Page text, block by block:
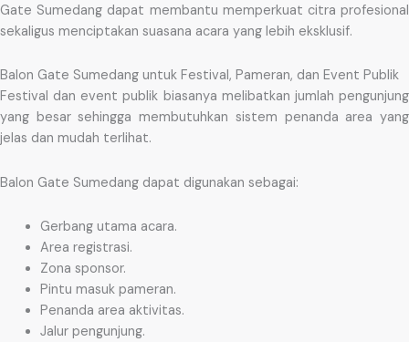
Gate Sumedang dapat membantu memperkuat citra profesional
sekaligus menciptakan suasana acara yang lebih eksklusif.
Balon Gate Sumedang untuk Festival, Pameran, dan Event Publik
Festival dan event publik biasanya melibatkan jumlah pengunjung
yang besar sehingga membutuhkan sistem penanda area yang
jelas dan mudah terlihat.
Balon Gate Sumedang dapat digunakan sebagai:
Gerbang utama acara.
Area registrasi.
Zona sponsor.
Pintu masuk pameran.
Penanda area aktivitas.
Jalur pengunjung.